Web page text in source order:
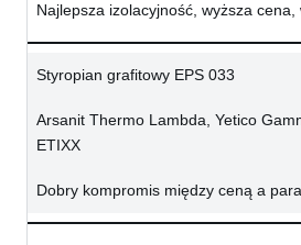
Najlepsza izolacyjność, wyższa
Styropian grafitowy EPS 033
Arsanit Thermo Lambda, Yetico
ETIXX
Dobry kompromis między ceną a